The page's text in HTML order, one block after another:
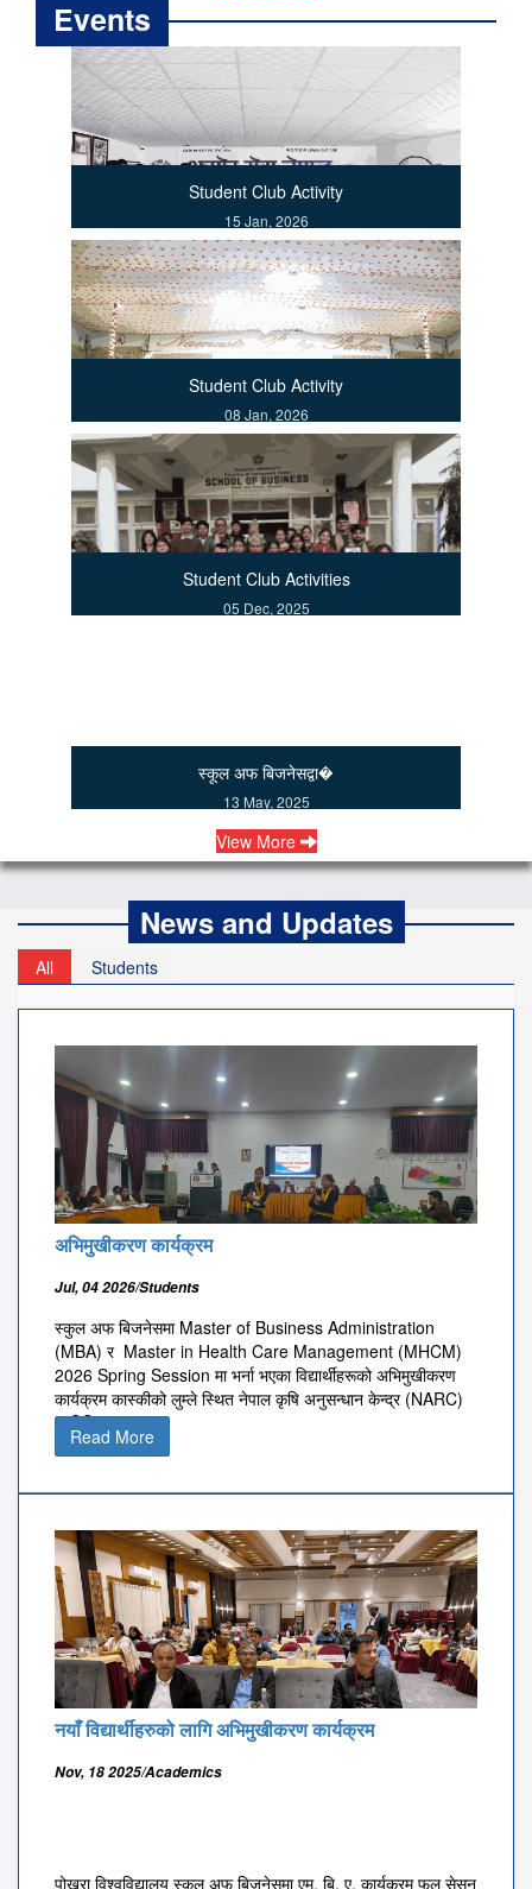
Events
Student Club Activity
15 Jan, 2026
Student Club Activity
08 Jan, 2026
Student Club Activities
05 Dec, 2025
स्कूल अफ बिजनेसद्वा�
13 May, 2025
View More
News and Updates
All Students
अभिमुखीकरण कार्यक्रम
Jul, 04 2026/Students
स्कुल अफ बिजनेसमा Master of Business Administration
(MBA) र Master in Health Care Management (MHCM)
2026 Spring Session मा भर्ना भएका विद्यार्थीहरूको अभिमुखीकरण
कार्यक्रम कास्कीको लुम्ले स्थित नेपाल कृषि अनुसन्धान केन्द्र (NARC)
मा मिति २०८३ साल आ
Read More
नयाँ विद्यार्थीहरुको लागि अभिमुखीकरण कार्यक्रम
Nov, 18 2025/Academics
पोखरा विश्वविद्यालय स्कूल अफ बिजनेसमा एम. बि. ए. कार्यक्रम फल सेसन